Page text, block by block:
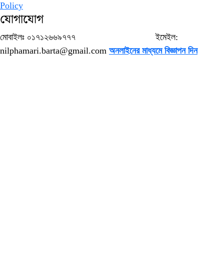
Policy
যোগাযোগ
মোবাইলঃ ০১৭১২৬৬৯৭৭৭ ইমেইল:
nilphamari.barta@gmail.com অনলাইনের মাধ্যমে বিজ্ঞাপন দিন